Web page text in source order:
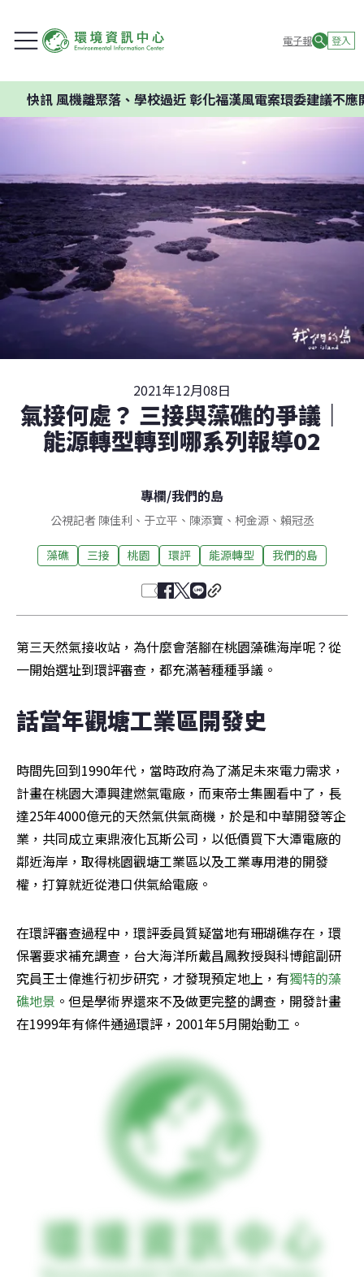
電子報 登入
、學校過近 彰化福漢風電案環委建議不應開發
2021年12月08日
氣接何處？ 三接與藻礁的爭議｜
能源轉型轉到哪系列報導02
專欄/我們的島
公視記者 陳佳利、于立平、陳添寶、柯金源、賴冠丞
藻礁 三接 桃園 環評 能源轉型 我們的島
第三天然氣接收站，為什麼會落腳在桃園藻礁海岸呢？從
一開始選址到環評審查，都充滿著種種爭議。
話當年觀塘工業區開發史
時間先回到1990年代，當時政府為了滿足未來電力需求，
計畫在桃園大潭興建燃氣電廠，而東帝士集團看中了，長
達25年4000億元的天然氣供氣商機，於是和中華開發等企
業，共同成立東鼎液化瓦斯公司，以低價買下大潭電廠的
鄰近海岸，取得桃園觀塘工業區以及工業專用港的開發
權，打算就近從港口供氣給電廠。
在環評審查過程中，環評委員質疑當地有珊瑚礁存在，環
保署要求補充調查，台大海洋所戴昌鳳教授與科博館副研
究員王士偉進行初步研究，才發現預定地上，有獨特的藻
礁地景 。但是學術界還來不及做更完整的調查，開發計畫
在1999年有條件通過環評，2001年5月開始動工。